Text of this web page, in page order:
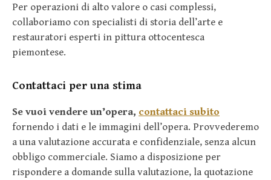
Per operazioni di alto valore o casi complessi,
collaboriamo con specialisti di storia dell’arte e
restauratori esperti in pittura ottocentesca
piemontese.
Contattaci per una stima
Se vuoi vendere un’opera, contattaci subito
fornendo i dati e le immagini dell’opera. Provvederemo
a una valutazione accurata e confidenziale, senza alcun
obbligo commerciale. Siamo a disposizione per
rispondere a domande sulla valutazione, la quotazione